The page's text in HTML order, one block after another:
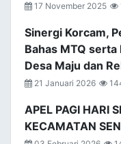
17 November 2025
Sinergi Korcam,
Bahas MTQ
Desa Maju dan
21 Januari 2026
APEL PAGI HARI
KECAMATAN